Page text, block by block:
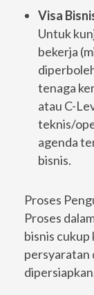
Visa
Untuk
bekerja
tenaga
atau C-
teknis/
agenda
bisnis.
Proses
Proses
bisnis cukup
persyaratan